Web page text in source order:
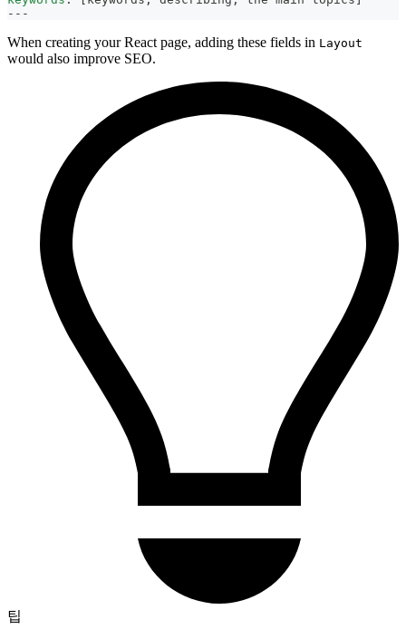
---
When creating your React page, adding these fields in Layout
would also improve SEO.
팁